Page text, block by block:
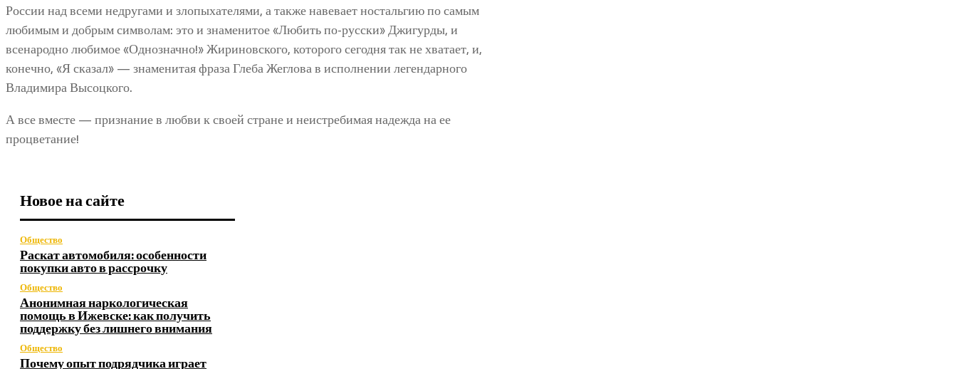
России над всеми недругами и злопыхателями, а также навевает ностальгию по самым
любимым и добрым символам: это и знаменитое «Любить по-русски» Джигурды, и
всенародно любимое «Однозначно!» Жириновского, которого сегодня так не хватает, и,
конечно, «Я сказал» — знаменитая фраза Глеба Жеглова в исполнении легендарного
Владимира Высоцкого.
А все вместе — признание в любви к своей стране и неистребимая надежда на ее
процветание!
Новое на сайте
Общество
Раскат автомобиля: особенности
покупки авто в рассрочку
Общество
Анонимная наркологическая
помощь в Ижевске: как получить
поддержку без лишнего внимания
Общество
Почему опыт подрядчика играет